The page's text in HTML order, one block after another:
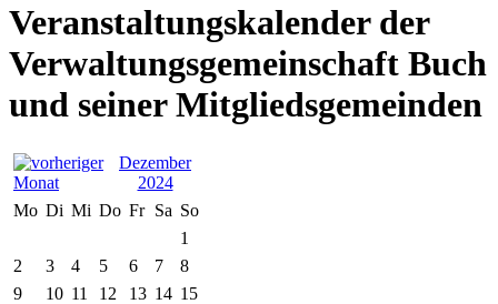
Veranstaltungskalender der
Verwaltungsgemeinschaft Buch
und seiner Mitgliedsgemeinden
Dezember
2024
Mo Di Mi Do Fr Sa So
1
2
3 4 5 6 7
8
9
10 11 12 13 14 15